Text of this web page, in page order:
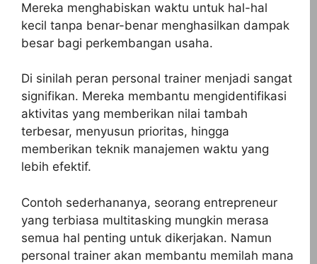
Mereka menghabiskan waktu untuk hal-hal
kecil tanpa benar-benar menghasilkan dampak
besar bagi perkembangan usaha.
Di sinilah peran personal trainer menjadi sangat
signifikan. Mereka membantu mengidentifikasi
aktivitas yang memberikan nilai tambah
terbesar, menyusun prioritas, hingga
memberikan teknik manajemen waktu yang
lebih efektif.
Contoh sederhananya, seorang entrepreneur
yang terbiasa multitasking mungkin merasa
semua hal penting untuk dikerjakan. Namun
personal trainer akan membantu memilah mana